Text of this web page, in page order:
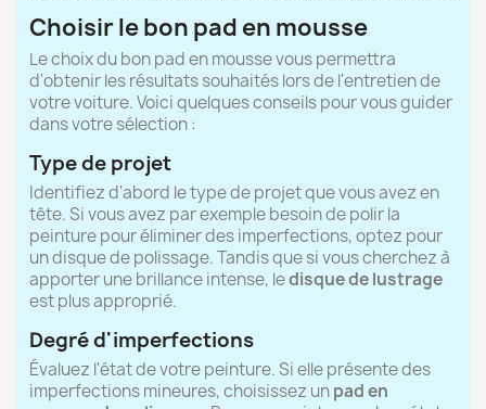
Choisir le bon pad en mousse
Le choix du bon pad en mousse vous permettra
d'obtenir les résultats souhaités lors de l'entretien de
votre voiture. Voici quelques conseils pour vous guider
dans votre sélection :
Type de projet
Identifiez d'abord le type de projet que vous avez en
tête. Si vous avez par exemple besoin de polir la
peinture pour éliminer des imperfections, optez pour
un disque de polissage. Tandis que si vous cherchez à
apporter une brillance intense, ledisque de lustrage
est plus approprié.
Degré d'imperfections
Évaluez l'état de votre peinture. Si elle présente des
imperfections mineures, choisissez unpad en